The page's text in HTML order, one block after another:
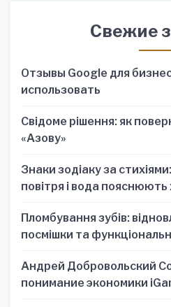
Свежие
Отзывы Google для
использовать
Свідоме рішення: як
«Азову»
Знаки зодіаку за
повітря і вода
Пломбування зубів:
посмішки та
Андрей Добровольский
понимание экономики